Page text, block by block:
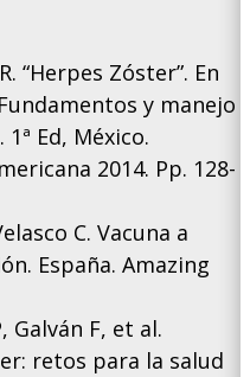
“Herpes Zóster”. En
y manejo
Ed, México.
2014. Pp. 128-
C. Vacuna a
España. Amazing
Galván F, et al.
retos para la salud